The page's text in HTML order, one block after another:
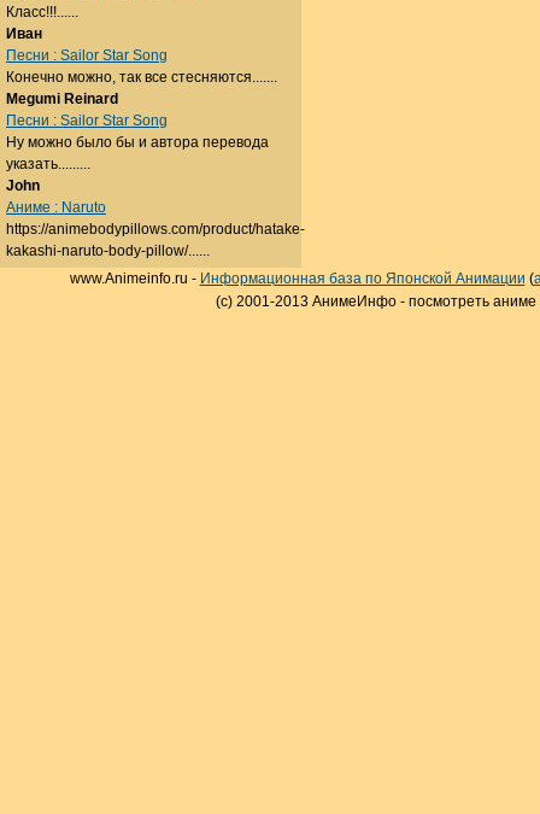
Класс!!!......
Иван
Песни : Sailor Star Song
Конечно можно, так все стесняются.......
Megumi Reinard
Песни : Sailor Star Song
Ну можно было бы и автора перевода
указать.........
John
Аниме : Naruto
https://animebodypillows.com/product/hatake-
kakashi-naruto-body-pillow/......
www.Animeinfo.ru - Информационная база по Японской Анимации (
(c) 2001-2013 АнимеИнфо - посмотреть аниме